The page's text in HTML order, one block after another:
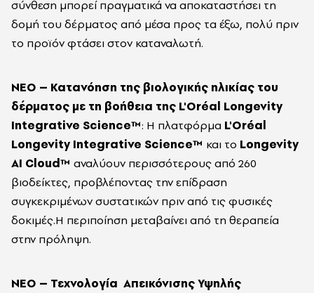
σύνθεση μπορεί πραγματικά να αποκαταστήσει τη
δομή του δέρματος από μέσα προς τα έξω, πολύ πριν
το προϊόν φτάσει στον καταναλωτή.
ΝΕΟ – Κατανόηση της βιολογικής ηλικίας του
δέρματος με τη βοήθεια της L'Oréal Longevity
Integrative Science™: Η πλατφόρμα L'Oréal
Longevity Integrative Science™ και το Longevity
AI Cloud™ αναλύουν περισσότερους από 260
βιοδείκτες, προβλέποντας την επίδραση
συγκεκριμένων συστατικών πριν από τις φυσικές
δοκιμές.Η περιποίηση μεταβαίνει από τη θεραπεία
στην πρόληψη.
ΝΕΟ – Τεχνολογία Απεικόνισης Υψηλής